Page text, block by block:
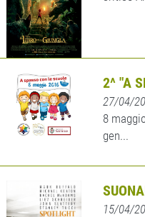
2^ "A
27/04/
8
gen...
15/04/